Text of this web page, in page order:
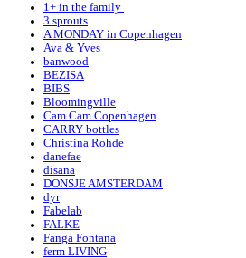
1+ in the family
3 sprouts
A MONDAY in Copenhagen
Ava & Yves
banwood
BEZISA
BIBS
Bloomingville
Cam Cam Copenhagen
CARRY bottles
Christina Rohde
danefae
disana
DONSJE AMSTERDAM
dyr
Fabelab
FALKE
Fanga Fontana
ferm LIVING